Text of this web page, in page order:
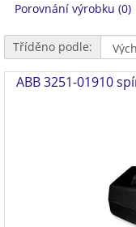
Porovnání výrobku (0)
Tříděno podle:
ABB 3251-01910